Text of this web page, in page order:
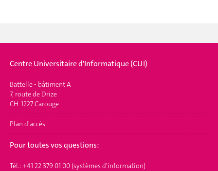
Centre Universitaire d'Informatique (CUI)
Battelle - bâtiment A
7, route de Drize
CH-1227 Carouge
Plan d'accès
Pour toutes vos questions:
Tél.: +41 22 379 01 00 (systèmes d'information)